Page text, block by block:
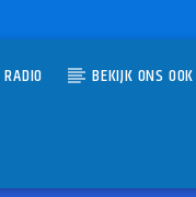
RADIO BEKIJK ONS